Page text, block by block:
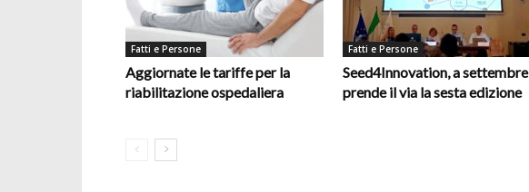
Fatti e Persone
Aggiornate le tariffe per la
riabilitazione ospedaliera
Fatti e Persone
Seed4Innovation, a settembre
prende il via la sesta edizione